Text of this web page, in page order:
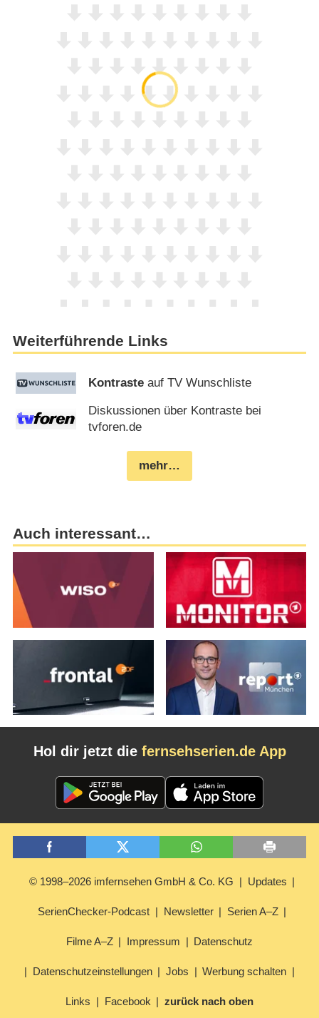
Weiterführende Links
Kontraste auf TV Wunschliste
Diskussionen über Kontraste bei
tvforen.de
mehr…
Auch interessant…
Hol dir jetzt die fernsehserien.de App
© 1998–2026 imfernsehen GmbH & Co. KG Updates
SerienChecker-Podcast Newsletter Serien A–Z
Filme A–Z Impressum Datenschutz
Datenschutzeinstellungen Jobs Werbung schalten
Links Facebook zurück nach oben